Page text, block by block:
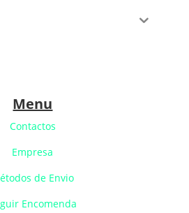
Menu
Contactos
Empresa
de Envio
Encomenda